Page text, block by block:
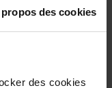
des cookies
des cookies